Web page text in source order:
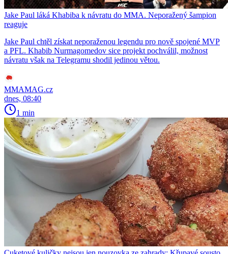
Jake Paul láká Khabiba k návratu do MMA. Neporažený šampion
reaguje
Jake Paul chtěl získat neporaženou legendu pro nově spojené MVP
a PFL. Khabib Nurmagomedov sice projekt pochválil, možnost
návratu však na Telegramu shodil jedinou větou.
MMAMAG.cz
dnes, 08:40
1 min